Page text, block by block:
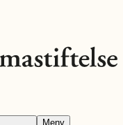
Meny